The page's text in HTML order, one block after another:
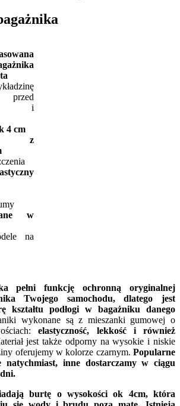
przed
i
4 cm
z
w
na
pełni funkcję ochronną oryginalnej
Twojego samochodu, dlatego jest
kształtu podłogi w bagażniku danego
wykonane są z mieszanki gumowej o
elastyczność, lekkość i również
jest także odporny na wysokie i niskie
oferujemy w kolorze czarnym. Popularne
natychmiast, inne dostarczamy w ciągu
burtę o wysokości ok 4cm, która